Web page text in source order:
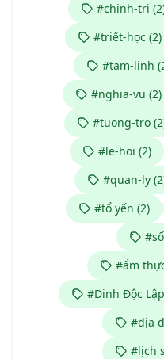
#chinh-tri
#triết-học (2)
#tam-linh
#nghia-vu (2)
#tuong-tro
#le-hoi (2)
#quan-ly
#tổ yến (2)
#ẩm
#Dinh Độc
#địa
#lịch